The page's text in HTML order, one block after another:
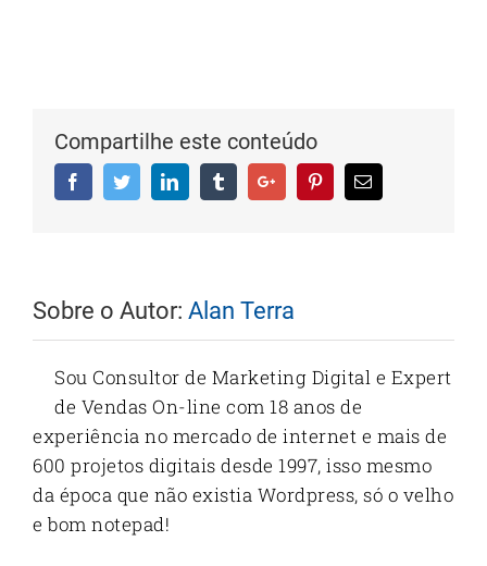
Compartilhe este conteúdo
FacebookTwitterLinkedinTumblrGoogle+PinterestEmail
Sobre o Autor: Alan Terra
Sou Consultor de Marketing Digital e Expert
de Vendas On-line com 18 anos de
experiência no mercado de internet e mais de
600 projetos digitais desde 1997, isso mesmo
da época que não existia Wordpress, só o velho
e bom notepad!